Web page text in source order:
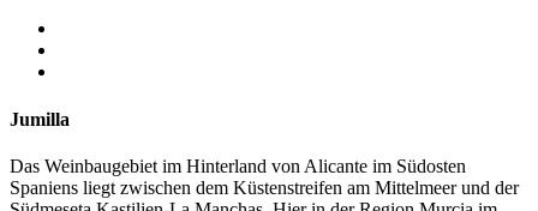
Jumilla
Das Weinbaugebiet im Hinterland von Alicante im Südosten
Spaniens liegt zwischen dem Küstenstreifen am Mittelmeer und der